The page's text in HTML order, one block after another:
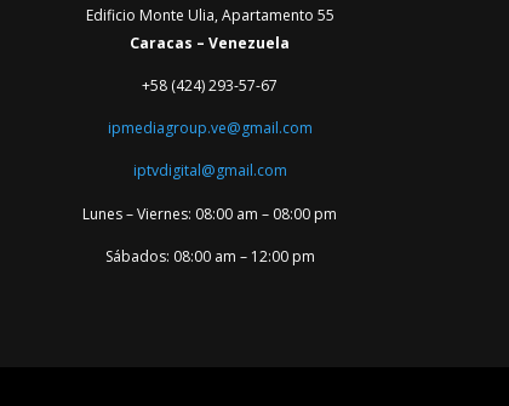
Edificio Monte Ulia, Apartamento 55
Caracas – Venezuela
+58 (424) 293-57-67
ipmediagroup.ve@gmail.com
iptvdigital@gmail.com
Lunes – Viernes: 08:00 am – 08:00 pm
Sábados: 08:00 am – 12:00 pm